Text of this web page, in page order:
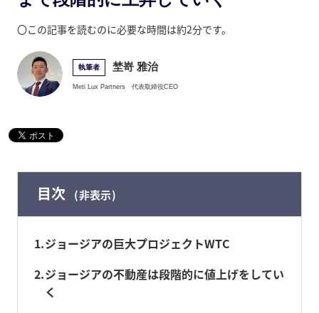
〇この記事を読むのに必要な時間は約2分です。
執筆者 埜嵜 雅治
Meti Lux Partners 代表取締役CEO
目次 非表示
1 ジョージアの巨大プロジェクトWTC
2 ジョージアの不動産は段階的に値上げをしてい
く